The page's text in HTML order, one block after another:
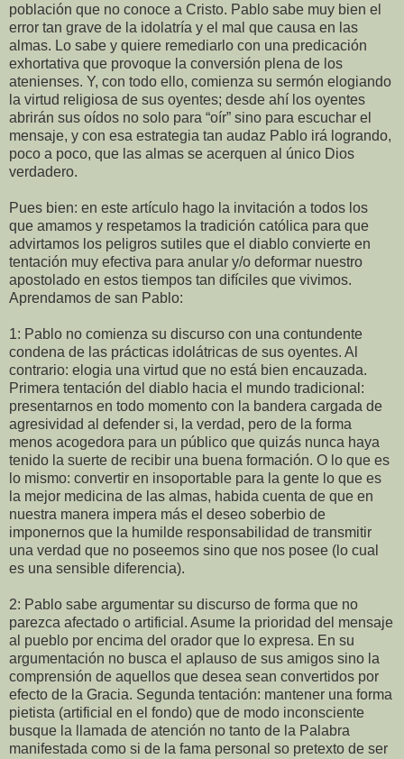
población que no conoce a Cristo. Pablo sabe muy bien el
error tan grave de la idolatría y el mal que causa en las
almas. Lo sabe y quiere remediarlo con una predicación
exhortativa que provoque la conversión plena de los
atenienses. Y, con todo ello, comienza su sermón elogiando
la virtud religiosa de sus oyentes; desde ahí los oyentes
abrirán sus oídos no solo para “oír” sino para escuchar el
mensaje, y con esa estrategia tan audaz Pablo irá logrando,
poco a poco, que las almas se acerquen al único Dios
verdadero.
Pues bien: en este artículo hago la invitación a todos los
que amamos y respetamos la tradición católica para que
advirtamos los peligros sutiles que el diablo convierte en
tentación muy efectiva para anular y/o deformar nuestro
apostolado en estos tiempos tan difíciles que vivimos.
Aprendamos de san Pablo:
1: Pablo no comienza su discurso con una contundente
condena de las prácticas idolátricas de sus oyentes. Al
contrario: elogia una virtud que no está bien encauzada.
Primera tentación del diablo hacia el mundo tradicional:
presentarnos en todo momento con la bandera cargada de
agresividad al defender si, la verdad, pero de la forma
menos acogedora para un público que quizás nunca haya
tenido la suerte de recibir una buena formación. O lo que es
lo mismo: convertir en insoportable para la gente lo que es
la mejor medicina de las almas, habida cuenta de que en
nuestra manera impera más el deseo soberbio de
imponernos que la humilde responsabilidad de transmitir
una verdad que no poseemos sino que nos posee (lo cual
es una sensible diferencia).
2: Pablo sabe argumentar su discurso de forma que no
parezca afectado o artificial. Asume la prioridad del mensaje
al pueblo por encima del orador que lo expresa. En su
argumentación no busca el aplauso de sus amigos sino la
comprensión de aquellos que desea sean convertidos por
efecto de la Gracia. Segunda tentación: mantener una forma
pietista (artificial en el fondo) que de modo inconsciente
busque la llamada de atención no tanto de la Palabra
manifestada como si de la fama personal so pretexto de ser